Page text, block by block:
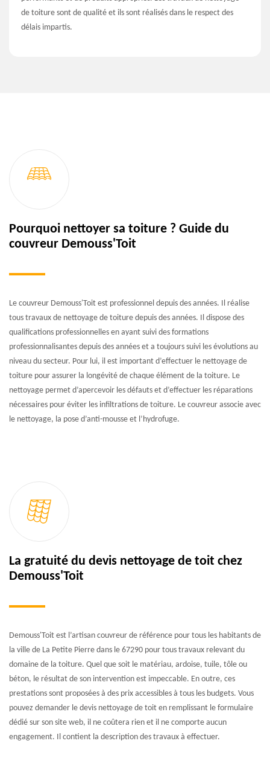
de toiture sont de qualité et ils sont réalisés dans le respect des
délais impartis.
Pourquoi nettoyer sa toiture ? Guide du
couvreur Demouss'Toit
Le couvreur Demouss'Toit est professionnel depuis des années. Il réalise
tous travaux de nettoyage de toiture depuis des années. Il dispose des
qualifications professionnelles en ayant suivi des formations
professionnalisantes depuis des années et a toujours suivi les évolutions au
niveau du secteur. Pour lui, il est important d’effectuer le nettoyage de
toiture pour assurer la longévité de chaque élément de la toiture. Le
nettoyage permet d’apercevoir les défauts et d’effectuer les réparations
nécessaires pour éviter les infiltrations de toiture. Le couvreur associe avec
le nettoyage, la pose d’anti-mousse et l’hydrofuge.
La gratuité du devis nettoyage de toit chez
Demouss'Toit
Demouss'Toit est l’artisan couvreur de référence pour tous les habitants de
la ville de La Petite Pierre dans le 67290 pour tous travaux relevant du
domaine de la toiture. Quel que soit le matériau, ardoise, tuile, tôle ou
béton, le résultat de son intervention est impeccable. En outre, ces
prestations sont proposées à des prix accessibles à tous les budgets. Vous
pouvez demander le devis nettoyage de toit en remplissant le formulaire
dédié sur son site web, il ne coûtera rien et il ne comporte aucun
engagement. Il contient la description des travaux à effectuer.